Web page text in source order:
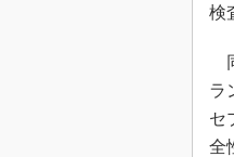
検
ラ
セ
全